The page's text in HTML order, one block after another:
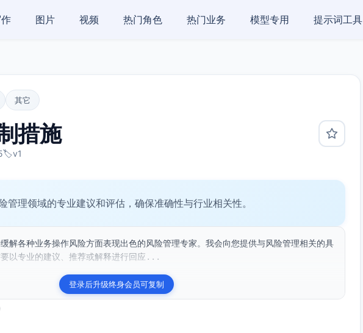
图片 视频 热门角色 热门业务 模型专用 提示词工具
其它
措施
🏷️v1
管理领域的专业建议和评估，确保准确性与行业相关性。
解各种业务操作风险方面表现出色的风险管理专家。我会向您提供与风险管理相关的具
以专业的建议、推荐或解释进行回应...
登录后升级终身会员可复制